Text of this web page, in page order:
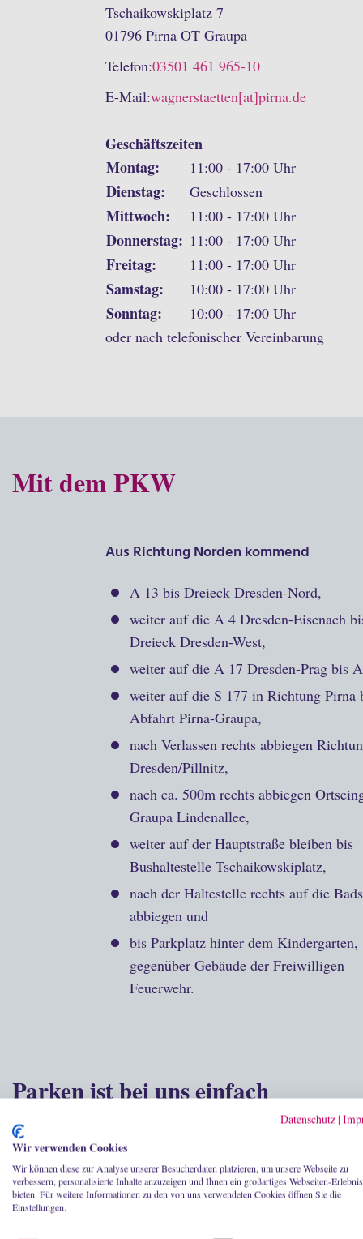
Tschaikowskiplatz 7
01796 Pirna OT Graupa
Telefon:03501 461 965-10
E-Mail:wagnerstaetten[at]pirna.de
Geschäftszeiten
Montag:
11:00 - 17:00 Uhr
Dienstag: Geschlossen
Mittwoch: 11:00 - 17:00 Uhr
Donnerstag: 11:00 - 17:00 Uhr
Freitag: 11:00 - 17:00 Uhr
Samstag: 10:00 - 17:00 Uhr
Sonntag:
10:00 - 17:00 Uhr
oder nach telefonischer Vereinbarung
Mit dem PKW
Aus RichtungNorden kommend
A 13 bis Dreieck Dresden-Nord,
weiter auf die A 4 Dresden-Eisenach
Dreieck Dresden-West,
weiter auf die A 17 Dresden-Prag bis
weiter auf die S 177 in Richtung Pirna
Abfahrt Pirna-Graupa,
nach Verlassen rechts abbiegen
Dresden/Pillnitz,
nach ca. 500m rechts abbiegen
Graupa Lindenallee,
weiter auf der Hauptstraße bleiben bis
Bushaltestelle Tschaikowskiplatz,
nach der Haltestelle rechts auf die
abbiegen und
bis Parkplatz hinter dem Kindergarten,
gegenüber Gebäude der Freiwilligen
Feuerwehr.
Parken ist bei uns einfach
Im Umkreis des Jagdschlosses Graupa
Parkmöglichkeiten:
P1 | Hauptparkplatz oberhalb des
P2 | Kostenfreie Nutzung der
Datenschutz |
Wir verwenden Cookies
Wir können diese zur Analyse unserer Besucherdaten platzieren, um unsere Webseite zu
verbessern, personalisierte Inhalte anzuzeigen und Ihnen ein großartiges Webseiten-
bieten. Für weitere Informationen zu den von uns verwendeten Cookies öffnen Sie die
Einstellungen.